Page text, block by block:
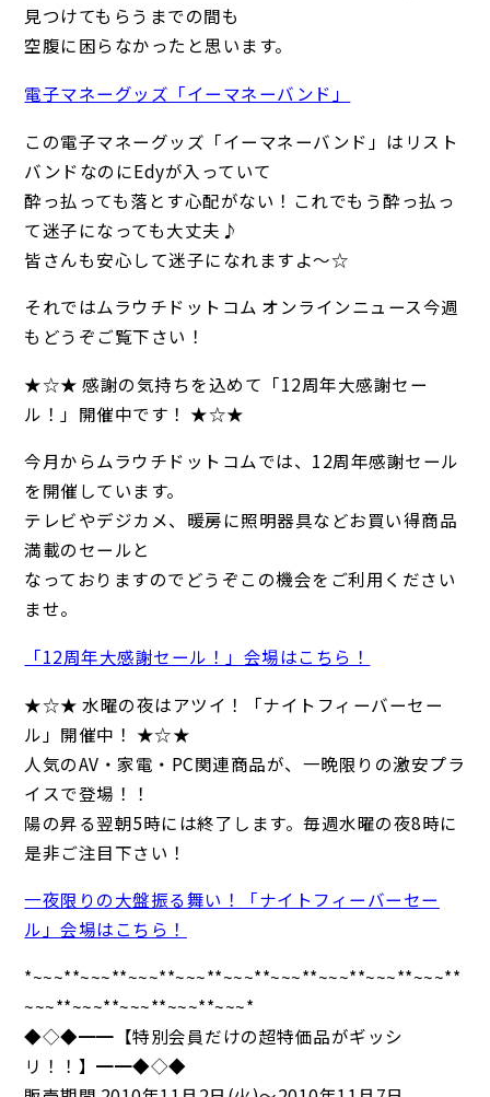
見つけてもらうまでの間も
空腹に困らなかったと思います。
電子マネーグッズ「イーマネーバンド」
この電子マネーグッズ「イーマネーバンド」はリスト
バンドなのにEdyが入っていて
酔っ払っても落とす心配がない！これでもう酔っ払っ
て迷子になっても大丈夫♪
皆さんも安心して迷子になれますよ～☆
それではムラウチドットコム オンラインニュース今週
もどうぞご覧下さい！
★☆★ 感謝の気持ちを込めて「12周年大感謝セー
ル！」開催中です！ ★☆★
今月からムラウチドットコムでは、12周年感謝セール
を開催しています。
テレビやデジカメ、暖房に照明器具などお買い得商品
満載のセールと
なっておりますのでどうぞこの機会をご利用ください
ませ。
「12周年大感謝セール！」会場はこちら！
★☆★ 水曜の夜はアツイ！「ナイトフィーバーセー
ル」開催中！ ★☆★
人気のAV・家電・PC関連商品が、一晩限りの激安プラ
イスで登場！！
陽の昇る翌朝5時には終了します。毎週水曜の夜8時に
是非ご注目下さい！
一夜限りの大盤振る舞い！「ナイトフィーバーセー
ル」会場はこちら！
*~~~**~~~**~~~**~~~**~~~**~~~**~~~**~~~**~~~**
~~~**~~~**~~~**~~~**~~~*
◆◇◆━━【特別会員だけの超特価品がギッシ
リ！！】━━◆◇◆